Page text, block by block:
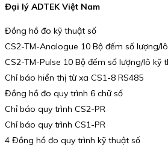
Đại lý ADTEK Việt Nam
Đồng hồ đo kỹ thuật số
CS2-TM-Analogue 10 Bộ đếm số lượng/
CS2-TM-Pulse 10 Bộ đếm số lượng/lô kỹ
Chỉ báo hiển thị từ xa CS1-8 RS485
Đồng hồ đo quy trình 6 chữ số
Chỉ báo quy trình CS2-PR
Chỉ báo quy trình CS1-PR
4 Đồng hồ đo quy trình kỹ thuật số